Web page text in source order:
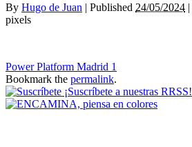
By Hugo de Juan | Published 24/05/2024 |
pixels
Power Platform Madrid 1
Bookmark the permalink.
¡Suscríbete a nuestras RRSS!